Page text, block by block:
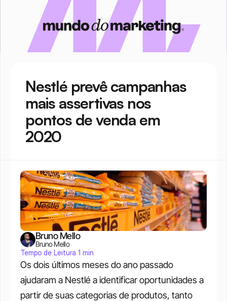
Nestlé prevê campanhas
mais assertivas nos
pontos de venda em
2020
Os dois últimos meses do ano passado
ajudaram a Nestlé a identificar oportunidades a
partir de suas categorias de produtos, tanto
Bruno Mello
Bruno Mello
Tempo de Leitura 1 min